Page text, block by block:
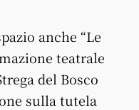
anche “Le
teatrale
del Bosco
sulla tutela